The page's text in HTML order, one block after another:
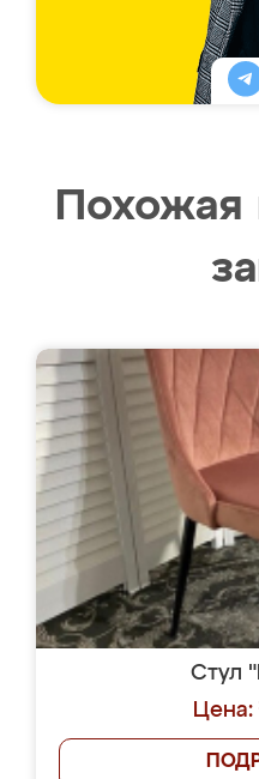
Похожая
Стул
Цена: